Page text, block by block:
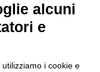
alcuni
e
i cookie e